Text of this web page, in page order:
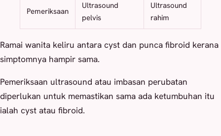
Pemeriksaan
Ultrasound
pelvis
Ultrasound
rahim
Ramai wanita keliru antara cyst dan punca fibroid kerana
simptomnya hampir sama.
Pemeriksaan ultrasound atau imbasan perubatan
diperlukan untuk memastikan sama ada ketumbuhan itu
ialah cyst atau fibroid.